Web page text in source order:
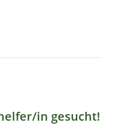
in gesucht!